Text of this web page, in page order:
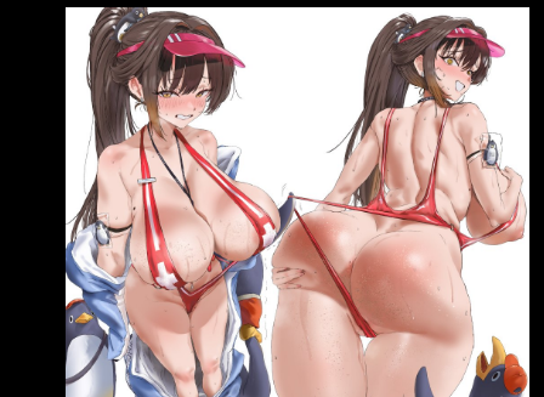
4924425?s=20
https://pbs.twimg.com/media/HNZQHoWXYAA
av9m.jpg
https://x.com/Enmanuelart20/status/20778902
87200796890?s=20
https://pbs.twimg.com/media/HNYmITUWIAA4
Y-X.jpg https://x.com/Lancheu_19